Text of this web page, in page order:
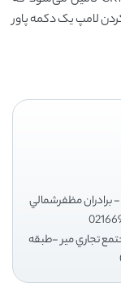
لامپ یک دکمه پاور
برادران مظفرشمالي
تجاري مير -طبقه